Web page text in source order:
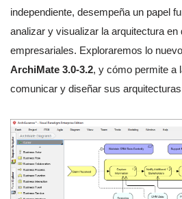
independiente, desempeña un papel
analizar y visualizar la arquitectura en
empresariales. Exploraremos lo
ArchiMate 3.0-3.2, y cómo permite a
comunicar y diseñar sus